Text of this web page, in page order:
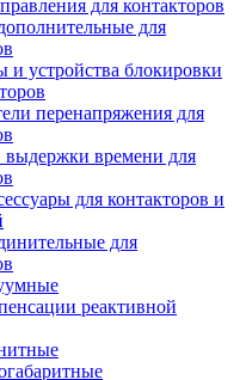
для контакторов
для
устройства блокировки
перенапряжения для
выдержки времени для
для контакторов и
для
реактивной